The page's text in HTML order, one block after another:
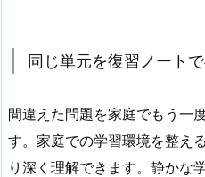
同じ単元を復習ノート
間違えた問題を家庭でもう一
す。 家庭での学習環境を整え
り深く理解できます。 静かな